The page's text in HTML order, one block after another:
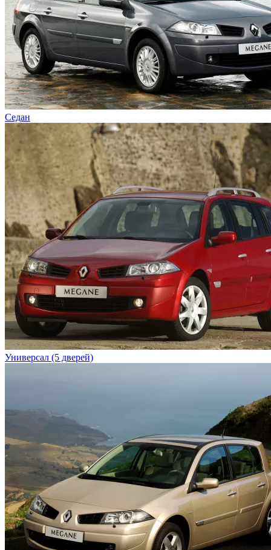
Седан
Универсал (5 дверей)